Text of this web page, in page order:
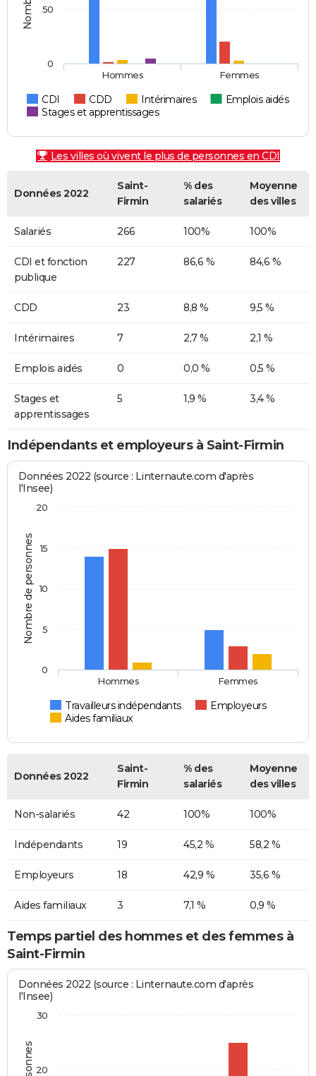
CDI CDD Intérimaires
Emplois aidés
Stages et apprentissages
Hommes Femmes
0
50
Les villes où vivent le plus de personnes en CDI
Données 2022
Saint-
Firmin
% des
salariés
Moyenne
des villes
Salariés 266 100% 100%
CDI et fonction
publique
227 86,6 % 84,6 %
CDD 23 8,8 % 9,5 %
Intérimaires 7 2,7 % 2,1 %
Emplois aidés 0 0,0 % 0,5 %
Stages et
apprentissages
5 1,9 % 3,4 %
Indépendants et employeurs à Saint-Firmin
Nombre de personnes
Données 2022 (source : Linternaute.com d'après
l'Insee)
Travailleurs indépendants
Employeurs
Aides familiaux
Hommes Femmes
0
5
10
15
20
Données 2022
Saint-
Firmin
% des
salariés
Moyenne
des villes
Non-salariés 42 100% 100%
Indépendants 19 45,2 % 58,2 %
Employeurs 18 42,9 % 35,6 %
Aides familiaux 3 7,1 % 0,9 %
Temps partiel des hommes et des femmes à
Saint-Firmin
Données 2022 (source : Linternaute.com d'après
l'Insee)
20
30